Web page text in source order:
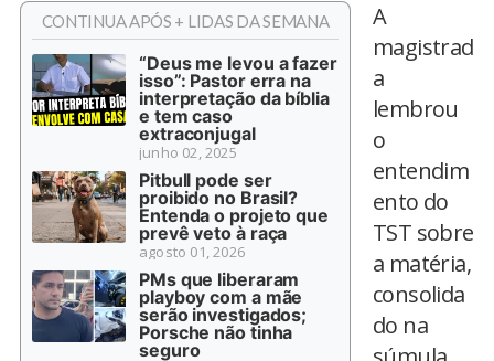
CONTINUA APÓS + LIDAS DA SEMANA
“Deus me levou a fazer
isso”: Pastor erra na
interpretação da bíblia
e tem caso
extraconjugal
junho 02, 2025
Pitbull pode ser
proibido no Brasil?
Entenda o projeto que
prevê veto à raça
agosto 01, 2026
PMs que liberaram
playboy com a mãe
serão investigados;
Porsche não tinha
seguro
A
magistrad
a
lembrou
o
entendim
ento do
TST sobre
a matéria,
consolida
do na